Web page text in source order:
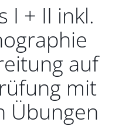
I + II inkl.
auf
mit
Übungen